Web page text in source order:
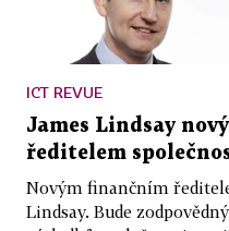
ICT REVUE
James Lindsay
ředitelem
Novým finančním
Lindsay. Bude